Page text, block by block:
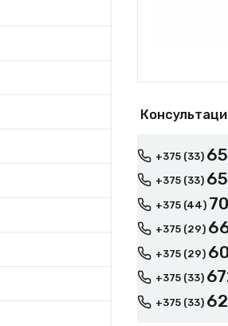
+375 (33)
+375 (33)
+375 (44)
+375 (29)
+375 (29)
+375 (33)
+375 (33)